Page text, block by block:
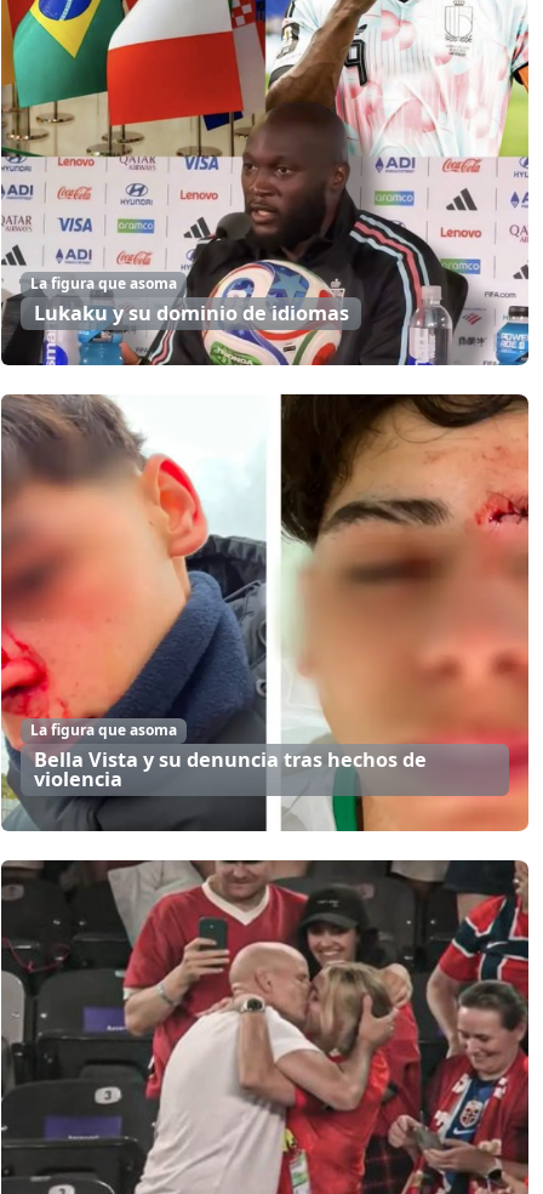
La figura que asoma
Lukaku y su dominio de idiomas
La figura que asoma
Bella Vista y su denuncia tras hechos de
violencia